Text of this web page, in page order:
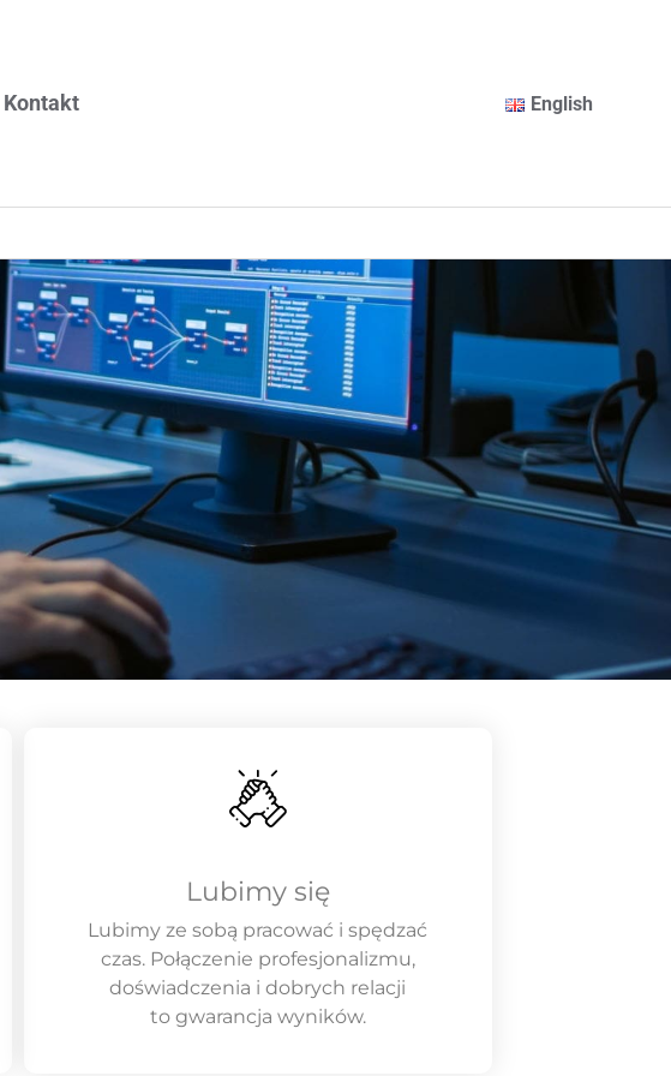
Kontakt English
Lubimy się
Lubimy ze sobą pracować i spędzać
czas. Połączenie profesjonalizmu,
doświadczenia i dobrych relacji
to gwarancja wyników.